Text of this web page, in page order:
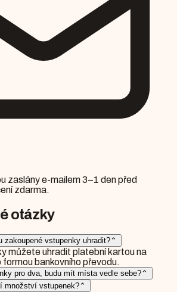
zaslány e-mailem 3–1 den před
zdarma.
otázky
zakoupené vstupenky uhradit? ⌃
můžete uhradit platební kartou na
bankovního převodu.
pro dva, budu mít místa vedle sebe? ⌃
množství vstupenek? ⌃